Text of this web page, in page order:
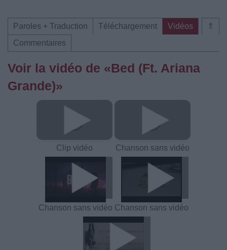
⇑
Paroles + Traduction Téléchargement
Vidéos
Commentaires
Voir la vidéo de «Bed (Ft. Ariana
Grande)»
Clip vidéo Chanson sans vidéo
Chanson sans vidéo Chanson sans vidéo